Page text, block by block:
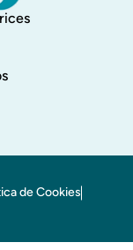
de Cookies